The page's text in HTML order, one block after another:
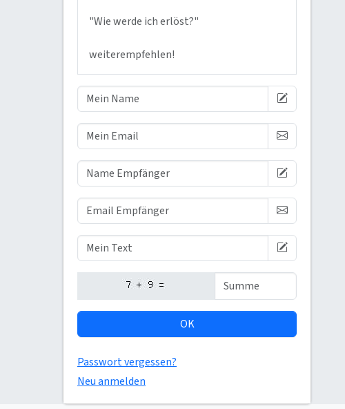
"Wie werde ich erlöst?"
weiterempfehlen!
OK
Passwort vergessen?
Neu anmelden